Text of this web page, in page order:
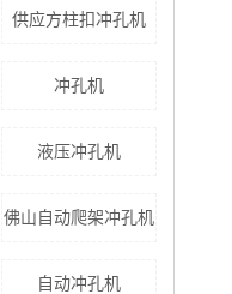
供应方柱扣冲孔机
冲孔机
液压冲孔机
佛山自动爬架冲孔机
自动冲孔机